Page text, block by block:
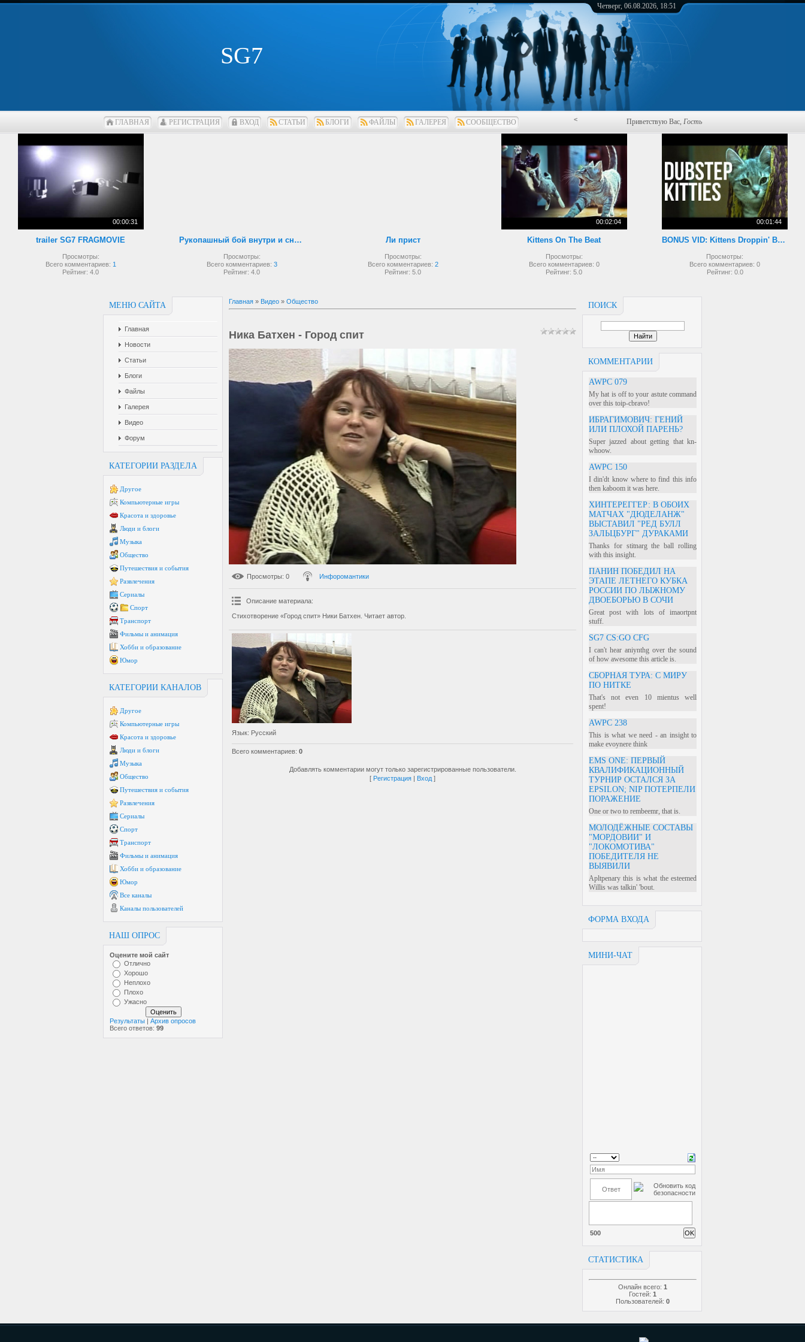
SG7
Четверг, 06.08.2026, 18:51
ГЛАВНАЯ РЕГИСТРАЦИЯ ВХОД СТАТЬИ БЛОГИ ФАЙЛЫ ГАЛЕРЕЯ СООБЩЕСТВО < Приветствую Вас, Гость
00:00:31
trailer SG7 FRAGMOVIE
Просмотры:
Всего комментариев: 1
Рейтинг: 4.0
Рукопашный бой внутри и снаружи
Просмотры:
Всего комментариев: 3
Рейтинг: 4.0
Ли прист
Просмотры:
Всего комментариев: 2
Рейтинг: 5.0
00:02:04
Kittens On The Beat
Просмотры:
Всего комментариев: 0
Рейтинг: 5.0
00:01:44
BONUS VID: Kittens Droppin' Beats
Просмотры:
Всего комментариев: 0
Рейтинг: 0.0
МЕНЮ САЙТА
Главная
Новости
Статьи
Блоги
Файлы
Галерея
Видео
Форум
КАТЕГОРИИ РАЗДЕЛА
Другое
Компьютерные игры
Красота и здоровье
Люди и блоги
Музыка
Общество
Путешествия и события
Развлечения
Сериалы
Спорт
Транспорт
Фильмы и анимация
Хобби и образование
Юмор
КАТЕГОРИИ КАНАЛОВ
Другое
Компьютерные игры
Красота и здоровье
Люди и блоги
Музыка
Общество
Путешествия и события
Развлечения
Сериалы
Спорт
Транспорт
Фильмы и анимация
Хобби и образование
Юмор
Все каналы
Каналы пользователей
НАШ ОПРОС
Оцените мой сайт
Отлично
Хорошо
Неплохо
Плохо
Ужасно
Результаты | Архив опросов
Всего ответов: 99
ПОИСК
КОММЕНТАРИИ
AWPC 079
My hat is off to your astute command
over this toip-cbravo!
ИБРАГИМОВИЧ: ГЕНИЙ
ИЛИ ПЛОХОЙ ПАРЕНЬ?
Super jazzed about getting that kn-
whoow.
AWPC 150
I din'dt know where to find this info
then kaboom it was here.
ХИНТЕРЕГГЕР: В ОБОИХ
МАТЧАХ "ДЮДЕЛАНЖ"
ВЫСТАВИЛ "РЕД БУЛЛ
ЗАЛЬЦБУРГ" ДУРАКАМИ
Thanks for stitnarg the ball rolling
with this insight.
ПАНИН ПОБЕДИЛ НА
ЭТАПЕ ЛЕТНЕГО КУБКА
РОССИИ ПО ЛЫЖНОМУ
ДВОЕБОРЬЮ В СОЧИ
Great post with lots of imaortpnt
stuff.
SG7 CS:GO CFG
I can't hear aniynthg over the sound
of how awesome this article is.
СБОРНАЯ ТУРА: С МИРУ
ПО НИТКЕ
That's not even 10 mientus well
spent!
AWPC 238
This is what we need - an insight to
make evoynere think
EMS ONE: ПЕРВЫЙ
КВАЛИФИКАЦИОННЫЙ
ТУРНИР ОСТАЛСЯ ЗА
EPSILON; NIP ПОТЕРПЕЛИ
ПОРАЖЕНИЕ
One or two to rembeemr, that is.
МОЛОДЁЖНЫЕ СОСТАВЫ
"МОРДОВИИ" И
"ЛОКОМОТИВА"
ПОБЕДИТЕЛЯ НЕ
ВЫЯВИЛИ
Apltpenary this is what the esteemed
Willis was talkin' 'bout.
ФОРМА ВХОДА
МИНИ-ЧАТ
500
СТАТИСТИКА
Онлайн всего: 1
Гостей: 1
Пользователей: 0
Главная » Видео » Общество
Ника Батхен - Город спит
Просмотры: 0 Инфоромантики
Описание материала:
Стихотворение «Город спит» Ники Батхен. Читает автор.
Язык: Русский
Всего комментариев: 0
Добавлять комментарии могут только зарегистрированные пользователи.
[ Регистрация | Вход ]